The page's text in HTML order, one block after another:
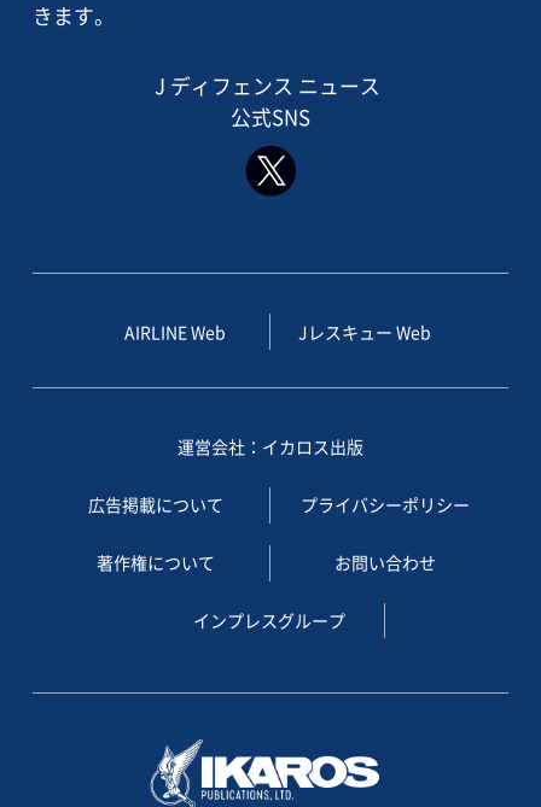
きます。
J ディフェンス ニュース
公式SNS
AIRLINE Web Jレスキュー Web
運営会社：イカロス出版
広告掲載について プライバシーポリシー
著作権について お問い合わせ
インプレスグループ